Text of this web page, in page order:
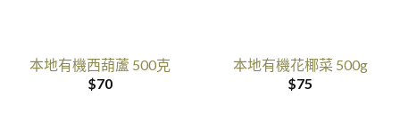
本地有機西葫蘆 500克
$70
本地有機花椰菜 500g
$75